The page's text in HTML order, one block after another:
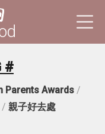
#
Parents Awards/
親子好去處